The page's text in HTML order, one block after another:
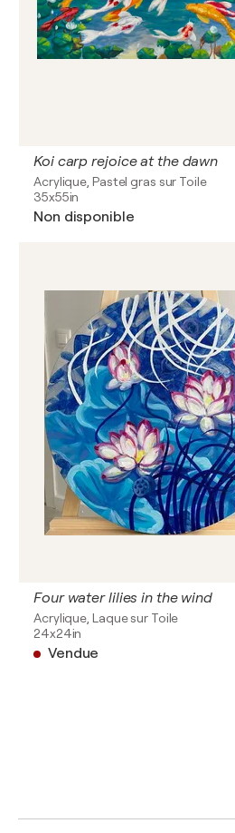
Koi carp rejoice at the dawn
Acrylique, Pastel gras sur Toile
35x55in
Non disponible
Four water lilies in the wind
Acrylique, Laque sur Toile
24x24in
Vendue